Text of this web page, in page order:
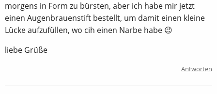
morgens in Form zu bürsten, aber ich habe mir jetzt
einen Augenbrauenstift bestellt, um damit einen kleine
Lücke aufzufüllen, wo cih einen Narbe habe 😉
liebe Grüße
Antworten